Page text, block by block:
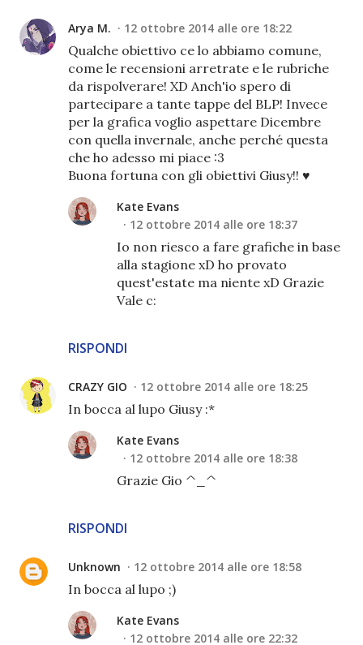
Arya M. 12 ottobre 2014 alle ore 18:22
Qualche obiettivo ce lo abbiamo comune,
come le recensioni arretrate e le rubriche
da rispolverare! XD Anch'io spero di
partecipare a tante tappe del BLP! Invece
per la grafica voglio aspettare Dicembre
con quella invernale, anche perché questa
che ho adesso mi piace :3
Buona fortuna con gli obiettivi Giusy!! ♥
RISPONDI
Kate Evans
12 ottobre 2014 alle ore 18:37
Io non riesco a fare grafiche in base
alla stagione xD ho provato
quest'estate ma niente xD Grazie
Vale c:
CRAZY GIO 12 ottobre 2014 alle ore 18:25
In bocca al lupo Giusy :*
RISPONDI
Kate Evans
12 ottobre 2014 alle ore 18:38
Grazie Gio ^_^
Unknown 12 ottobre 2014 alle ore 18:58
In bocca al lupo ;)
Kate Evans
12 ottobre 2014 alle ore 22:32